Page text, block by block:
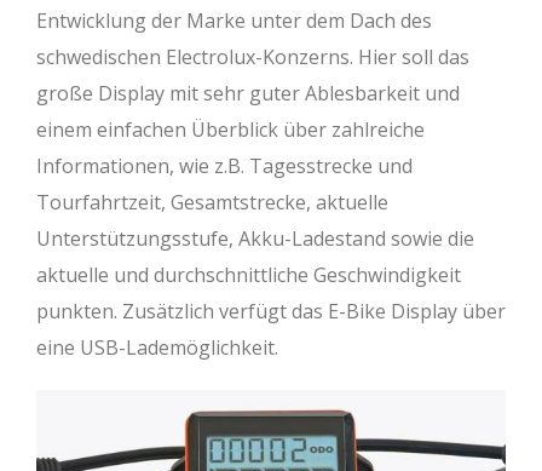
Entwicklung der Marke unter dem Dach des
schwedischen Electrolux-Konzerns. Hier soll das
große Display mit sehr guter Ablesbarkeit und
einem einfachen Überblick über zahlreiche
Informationen, wie z.B. Tagesstrecke und
Tourfahrtzeit, Gesamtstrecke, aktuelle
Unterstützungsstufe, Akku-Ladestand sowie die
aktuelle und durchschnittliche Geschwindigkeit
punkten. Zusätzlich verfügt das E-Bike Display über
eine USB-Lademöglichkeit.